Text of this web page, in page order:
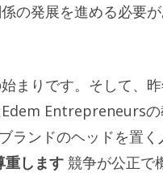
の発展を進める必要が
まりです。そして、昨
Edem Entrepreneurs
ランドのヘッドを置く
重します 競争が公正で